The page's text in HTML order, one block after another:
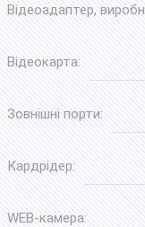
Відеоадаптер,
Відеокарта:
Зовнішні порти:
Кардрідер:
WEB-камера: